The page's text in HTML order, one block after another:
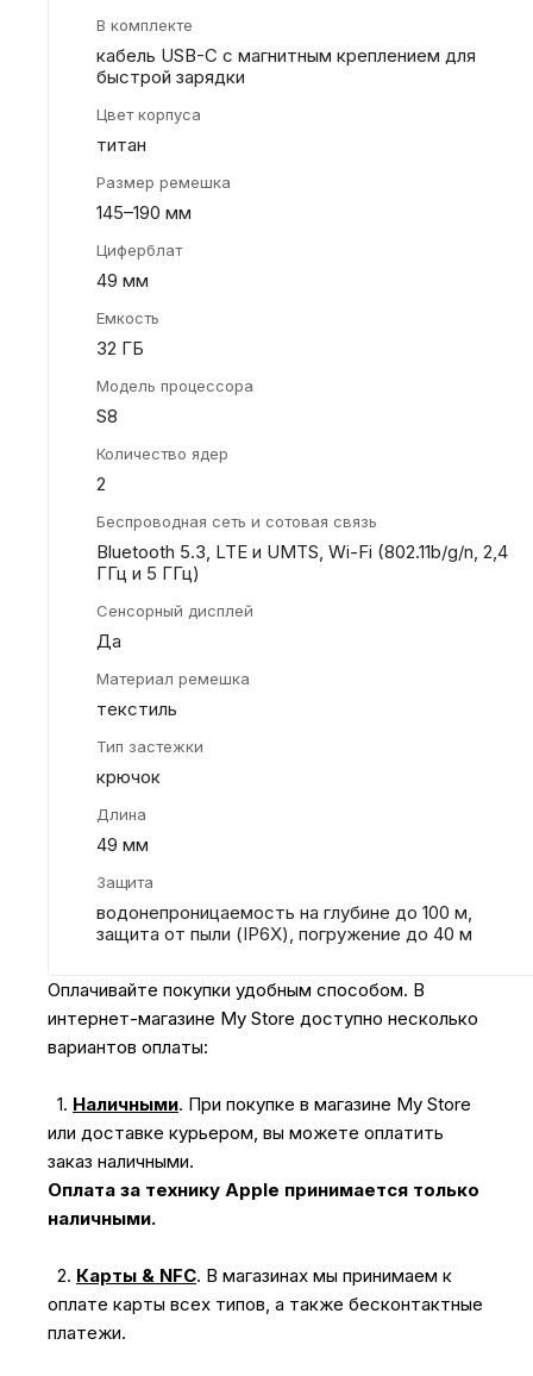
В комплекте
кабель USB-C с магнитным креплением для
быстрой зарядки
Цвет корпуса
титан
Размер ремешка
145–190 мм
Циферблат
49 мм
Емкость
32 ГБ
Модель процессора
S8
Количество ядер
2
Беспроводная сеть и сотовая связь
Bluetooth 5.3, LTE и UMTS, Wi-Fi (802.11b/ g/ n, 2,4
ГГц и 5 ГГц)
Сенсорный дисплей
Да
Материал ремешка
текстиль
Тип застежки
крючок
Длина
49 мм
Защита
водонепроницаемость на глубине до 100 м,
защита от пыли (IP6X), погружение до 40 м
Оплачивайте покупки удобным способом. В
интернет-магазине My Store доступно несколько
вариантов оплаты:
1. Наличными. При покупке в магазине My Store
или доставке курьером, вы можете оплатить
заказ наличными.
Оплата за технику Apple принимается только
наличными.
2. Карты & NFC. В магазинах мы принимаем к
оплате карты всех типов, а также бесконтактные
платежи.